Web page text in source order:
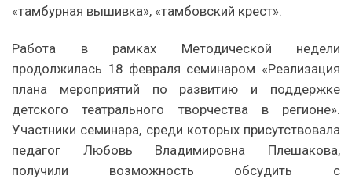
«тамбурная вышивка», «тамбовский крест».
Работа в рамках Методической недели
продолжилась 18 февраля семинаром «Реализация
плана мероприятий по развитию и поддержке
детского театрального творчества в регионе».
Участники семинара, среди которых присутствовала
педагог Любовь Владимировна Плешакова,
получили возможность обсудить с